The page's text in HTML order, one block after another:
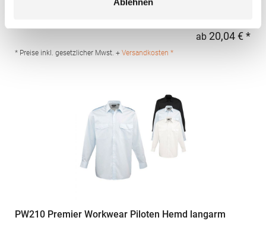
Integrierte Stifttasche an linker Brusttasche Easy-Care-
65% Polyester / 35% BaumwolleAngaben zur
Produktsicherheit: Herst.-Nr.: PR212Hersteller: Premier Clothing
Ltd President Kennedylaan 19 Office 3.39 2517JK Gravenhage
ab 20,04 € *
* Preise inkl. gesetzlicher Mwst. + Versandkosten *
PW210 Premier Workwear Piloten Hemd langarm